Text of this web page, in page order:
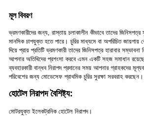
মূল বিবরণ
ভ্রমণকারীদের জন্য, রাস্তায় চলাকালীন কীভাবে তাদের জিনিসপত্র
মানসিক চাপযুক্ত হতে পারে। চুরির মাধ্যমে বা অপরিচিত জায়গায়
দিয়ে প্রায় প্রতিটি ভ্রমণকারী তাদের জিনিসপত্র হারাবার
আপনার অতিথিদের প্রশংসা করবে এমন একটি সহজ সমাধান
ব্যবহারকারী বান্ধব নিরাপদ প্রদানের সময় আপনার গ্রাহকদের
পরিবেশের জন্য মোডেসেফ প্রাথমিক চুরির সুরক্ষা সরবরাহ করছেন।
হোটেল নিরাপদ বৈশিষ্ট্য:
মোটরযুক্ত ইলেকট্রনিক হোটেল নিরাপদ।